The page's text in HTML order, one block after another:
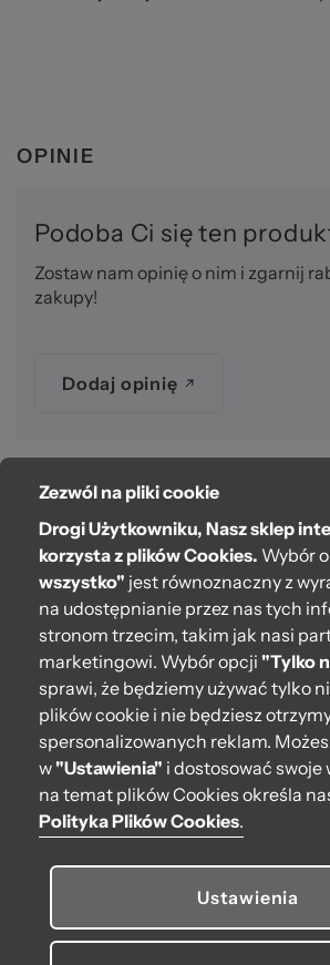
OPINIE
Podoba Ci się ten
Zostaw nam opinię o nim i zgarnij
zakupy!
Dodaj opinię
O bag
Pomoc
Moje O bag
Kontakt
222 571 414
bok@obagstore.pl
WhatsApp O bag Polska
Pon.-pt. w godz 08:00 - 16:00
Obserwuj nas
Zezwól na pliki cookie
Drogi Użytkowniku, Nasz sklep
korzysta z plików Cookies. Wybór
wszystko" jest równoznaczny z
na udostępnianie przez nas tych
stronom trzecim, takim jak nasi
marketingowi. Wybór opcji "Tylko
sprawi, że będziemy używać tylko
plików cookie i nie będziesz
spersonalizowanych reklam.
w"Ustawienia" i dostosować swoje
na temat plików Cookies określa
Polityka Plików Cookies.
Ustawienia